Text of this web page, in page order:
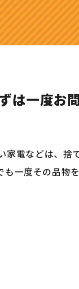
は一度お
電などは、捨
も一度その品物